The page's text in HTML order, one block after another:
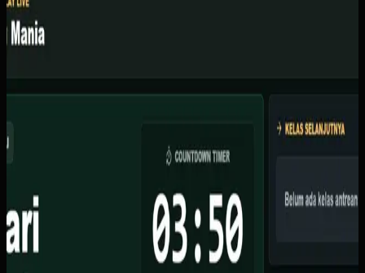
Kicau Mania
Organisator lomba burung berkicau kesulitan mengelola
input skor, dan tidak ada display live untuk peserta
menonton.
Kami membuat sistem berbasis web dengan fitur skoring
waktu nyata via Supabase, TV display dengan animasi
ranking live, dasbor admin untuk atur kelas dan juri, serta
countdown timer otomatis.